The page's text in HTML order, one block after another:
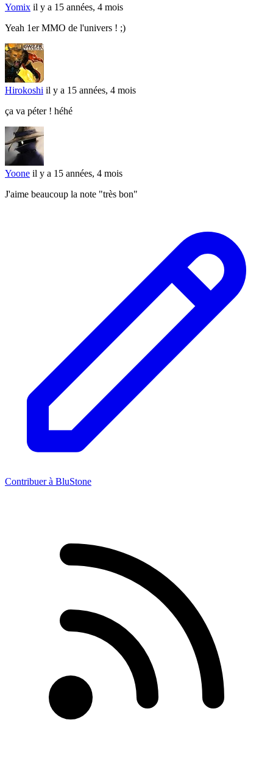
Yomix il y a 15 années, 4 mois
Yeah 1er MMO de l'univers ! ;)
Hirokoshi il y a 15 années, 4 mois
ça va péter ! héhé
Yoone il y a 15 années, 4 mois
J'aime beaucoup la note "très bon"
Contribuer à BluStone